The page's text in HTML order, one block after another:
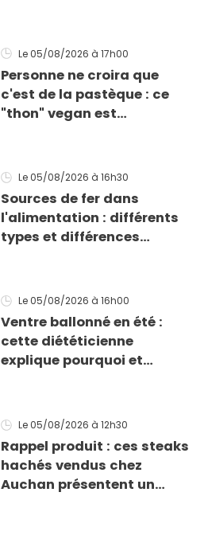
grillades
Le 05/08/2026 à 17h00
Personne ne croira que
c'est de la pastèque : ce
"thon" vegan est
Le 05/08/2026 à 16h30
Sources de fer dans
l'alimentation : différents
types et différences
Le 05/08/2026 à 16h00
Ventre ballonné en été :
cette diététicienne
explique pourquoi et
Le 05/08/2026 à 12h30
Rappel produit : ces steaks
hachés vendus chez
Auchan présentent un